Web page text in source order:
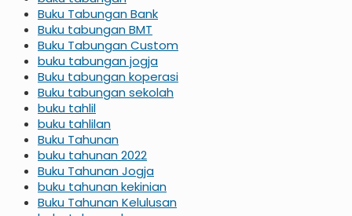
Buku Tabungan Bank
Buku tabungan BMT
Buku Tabungan Custom
buku tabungan jogja
Buku tabungan koperasi
Buku tabungan sekolah
buku tahlil
buku tahlilan
Buku Tahunan
buku tahunan 2022
Buku Tahunan Jogja
buku tahunan kekinian
Buku Tahunan Kelulusan